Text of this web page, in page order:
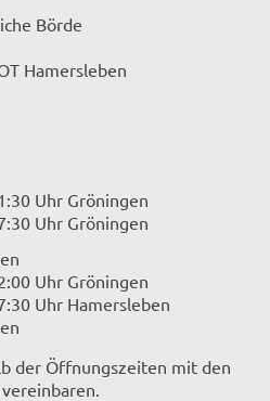
Börde
Hamersleben
Uhr Gröningen
Uhr Gröningen
Uhr Gröningen
Uhr Hamersleben
der Öffnungszeiten mit den